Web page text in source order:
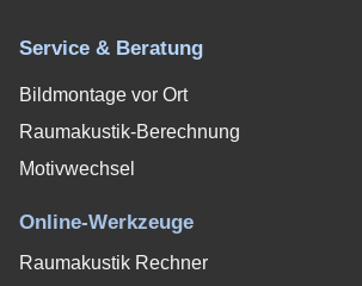
Service & Beratung
Bildmontage vor Ort
Raumakustik-Berechnung
Motivwechsel
Online-Werkzeuge
Raumakustik Rechner